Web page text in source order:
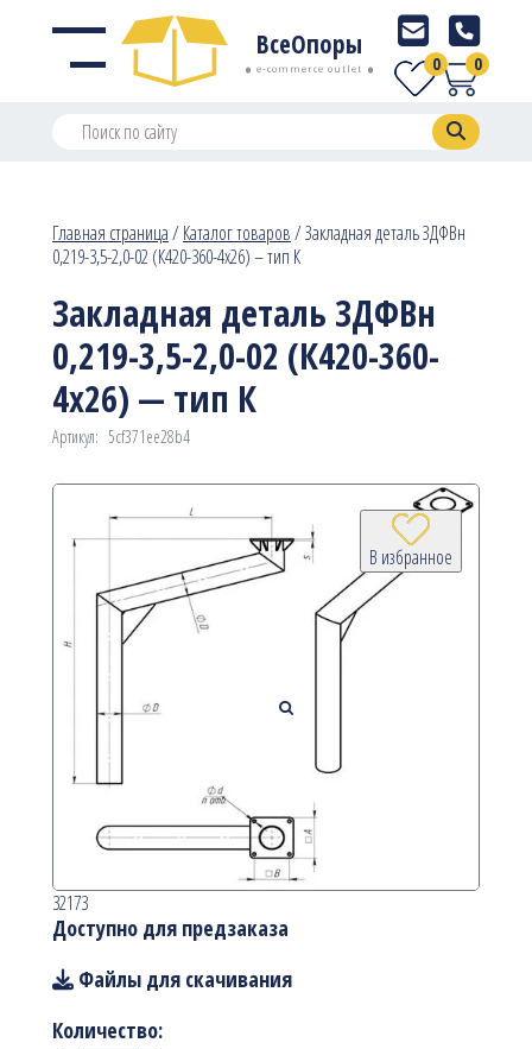
ВсеОпоры
e-commerce outlet 0
0
Главная страница/Каталог товаров/Закладная деталь ЗДФВн
0,219-3,5-2,0-02 (К420-360-4х26) – тип К
Закладная деталь ЗДФВн
0,219-3,5-2,0-02 (К420-360-
4х26) — тип К
Артикул: 5cf371ee28b4
В избранное
32173
Доступно для предзаказа
Файлы для скачивания
Количество: